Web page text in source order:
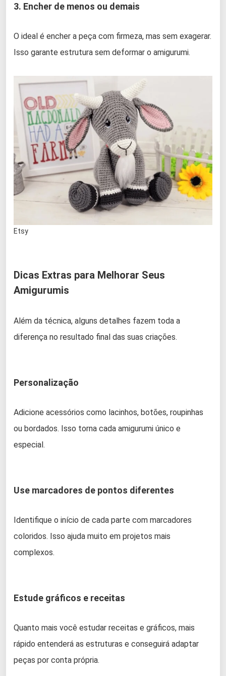
3. Encher de menos ou demais
O ideal é encher a peça com firmeza, mas sem exagerar.
Isso garante estrutura sem deformar o amigurumi.
Etsy
Dicas Extras para Melhorar Seus
Amigurumis
Além da técnica, alguns detalhes fazem toda a
diferença no resultado final das suas criações.
Personalização
Adicione acessórios como lacinhos, botões, roupinhas
ou bordados. Isso torna cada amigurumi único e
especial.
Use marcadores de pontos diferentes
Identifique o início de cada parte com marcadores
coloridos. Isso ajuda muito em projetos mais
complexos.
Estude gráficos e receitas
Quanto mais você estudar receitas e gráficos, mais
rápido entenderá as estruturas e conseguirá adaptar
peças por conta própria.